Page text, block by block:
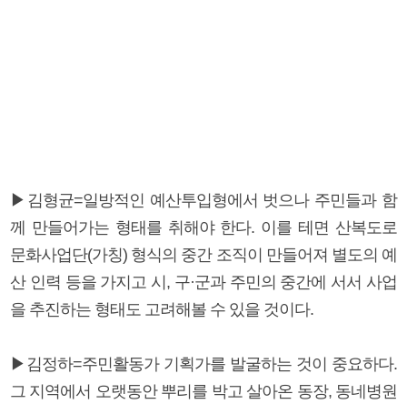
▶김형균=일방적인 예산투입형에서 벗으나 주민들과 함
께 만들어가는 형태를 취해야 한다. 이를 테면 산복도로
문화사업단(가칭) 형식의 중간 조직이 만들어져 별도의 예
산 인력 등을 가지고 시, 구·군과 주민의 중간에 서서 사업
을 추진하는 형태도 고려해볼 수 있을 것이다.
▶김정하=주민활동가 기획가를 발굴하는 것이 중요하다.
그 지역에서 오랫동안 뿌리를 박고 살아온 동장, 동네병원